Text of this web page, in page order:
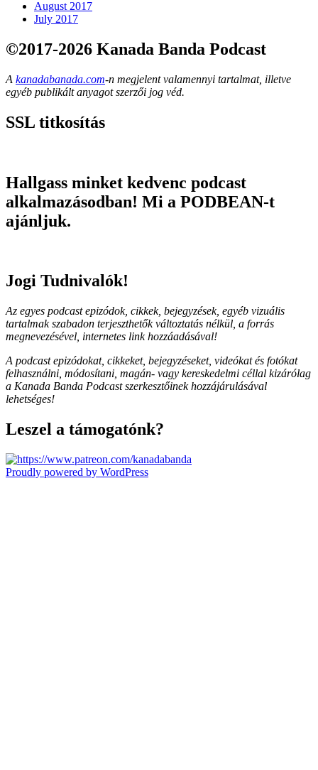
August 2017
July 2017
©2017-2026 Kanada Banda Podcast
A kanadabanada.com-n megjelent valamennyi tartalmat, illetve
egyéb publikált anyagot szerzői jog véd.
SSL titkosítás
Hallgass minket kedvenc podcast
alkalmazásodban! Mi a PODBEAN-t
ajánljuk.
Jogi Tudnivalók!
Az egyes podcast epizódok, cikkek, bejegyzések, egyéb vizuális
tartalmak szabadon terjeszthetők változtatás nélkül, a forrás
megnevezésével, internetes link hozzáadásával!
A podcast epizódokat, cikkeket, bejegyzéseket, videókat és fotókat
felhasználni, módosítani, magán- vagy kereskedelmi céllal kizárólag
a Kanada Banda Podcast szerkesztőinek hozzájárulásával
lehetséges!
Leszel a támogatónk?
Proudly powered by WordPress